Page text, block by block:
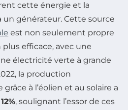
cette énergie et la
un générateur. Cette source
est non seulement propre
efficace, avec une
électricité verte à grande
la production
à l’éolien et au solaire a
, soulignant l’essor de ces